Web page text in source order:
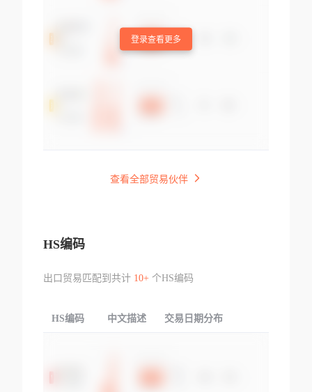
登录查看更多
查看全部贸易伙伴
HS编码
出口贸易匹配到共计 10+个HS编码
HS编码 中文描述 交易日期分布